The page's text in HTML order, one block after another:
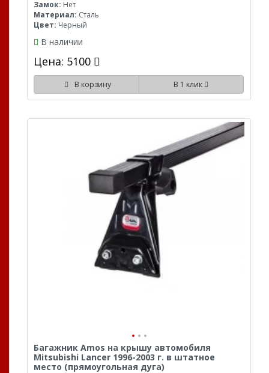
Замок: Нет
Материал: Сталь
Цвет: Черный
В наличии
Цена: 5100
В корзину В 1 клик
Багажник Amos на крышу автомобиля
Mitsubishi Lancer 1996-2003 г. в штатное
место (прямоугольная дуга)